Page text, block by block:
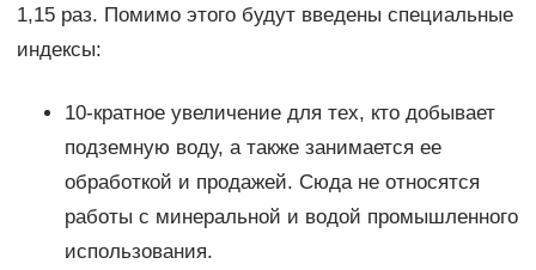
1,15 раз. Помимо этого будут введены специальные
индексы:
10-кратное увеличение для тех, кто добывает
подземную воду, а также занимается ее
обработкой и продажей. Сюда не относятся
работы с минеральной и водой промышленного
использования.